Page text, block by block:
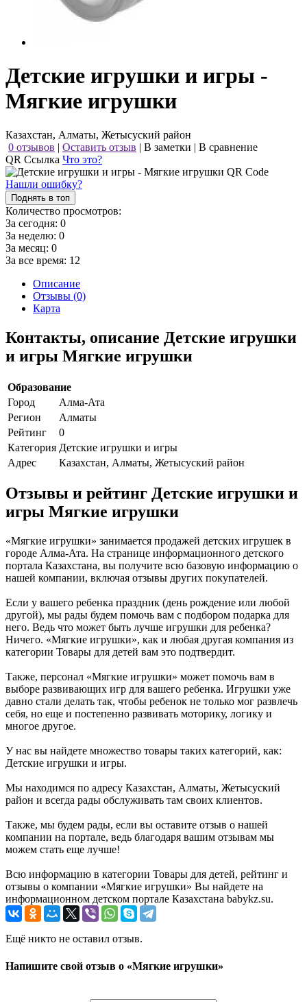
Детские игрушки и игры -
Мягкие игрушки
Казахстан, Алматы, Жетысуский район
0 отзывов | Оставить отзыв | В заметки | В сравнение
QR Ссылка Что это?
Нашли ошибку?
Поднять в топ
Количество просмотров:
За сегодня: 0
За неделю: 0
За месяц: 0
За все время: 12
Описание
Отзывы (0)
Карта
Контакты, описание Детские игрушки
и игры Мягкие игрушки
Образование
Город
Алма-Ата
Регион
Алматы
Рейтинг
0
Категория Детские игрушки и игры
Адрес
Казахстан, Алматы, Жетысуский район
Отзывы и рейтинг Детские игрушки и
игры Мягкие игрушки
«Мягкие игрушки» занимается продажей детских игрушек в
городе Алма-Ата. На странице информационного детского
портала Казахстана, вы получите всю базовую информацию о
нашей компании, включая отзывы других покупателей.
Если у вашего ребенка праздник (день рождение или любой
другой), мы рады будем помочь вам с подбором подарка для
него. Ведь что может быть лучше игрушки для ребенка?
Ничего. «Мягкие игрушки», как и любая другая компания из
категории Товары для детей вам это подтвердит.
Также, персонал «Мягкие игрушки» может помочь вам в
выборе развивающих игр для вашего ребенка. Игрушки уже
давно стали делать так, чтобы ребенок не только мог развлечь
себя, но еще и постепенно развивать моторику, логику и
многое другое.
У нас вы найдете множество товары таких категорий, как:
Детские игрушки и игры.
Мы находимся по адресу Казахстан, Алматы, Жетысуский
район и всегда рады обслуживать там своих клиентов.
Также, мы будем рады, если вы оставите отзыв о нашей
компании на портале, ведь благодаря вашим отзывам мы
можем стать еще лучше!
Всю информацию в категории Товары для детей, рейтинг и
отзывы о компании «Мягкие игрушки» Вы найдете на
информационном детском портале Казахстана babykz.su.
Ещё никто не оставил отзыв.
Напишите свой отзыв о «Мягкие игрушки»